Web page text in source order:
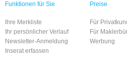
Funktionen für Sie
Ihre Merkliste
Ihr persönlicher Verlauf
Newsletter-Anmeldung
Inserat erfassen
Preise
Für
Für
Werbung